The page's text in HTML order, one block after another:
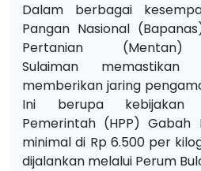
Dalam berbagai
Pangan Nasional
Pertanian
Sulaiman
memberikan jaring
Ini berupa kebijakan
Pemerintah (HPP) Gabah
minimal di Rp 6.500 per
dijalankan melalui Perum